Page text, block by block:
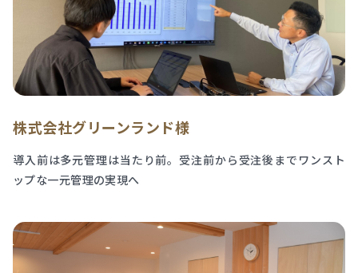
株式会社グリーンランド様
導入前は多元管理は当たり前。受注前から受注後までワンスト
ップな一元管理の実現へ